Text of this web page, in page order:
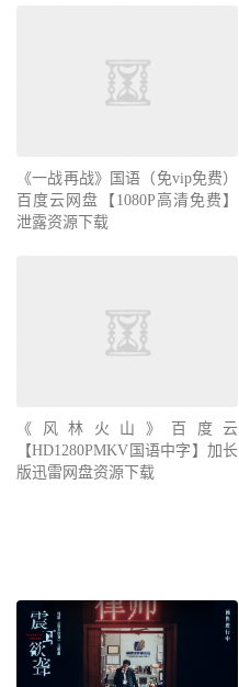
《一战再战》国语（免vip免费）
百度云网盘【1080P高清免费】
泄露资源下载
《风林火山》百度云
【HD1280PMKV国语中字】加长
版迅雷网盘资源下载